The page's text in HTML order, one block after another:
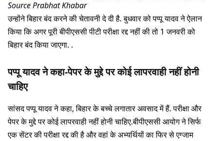
Source Prabhat Khabar
उन्होंने बिहार बंद करने की चेतावनी दे दी है. बुधवार को पप्पू यादव ने ऐलान
किया कि अगर पूरी बीपीएससी पीटी परीक्षा रद्द नहीं की तो 1 जनवरी को
बिहार बंद किया जाएगा. .
पप्पू यादव ने कहा-पेपर के मुद्दे पर कोई लापरवाही नहीं होनी
चाहिए
सांसद पप्पू यादव ने कहा, बिहार के बच्चे लगातार अवसाद में हैं. परीक्षा और
पेपर के मुद्दे पर कोई लापरवाही नहीं होनी चाहिए.बीपीएससी आयोग ने सिर्फ
एक सेंटर की परीक्षा रद्द की है और वहां के अभ्यर्थियों का फिर से एग्जाम